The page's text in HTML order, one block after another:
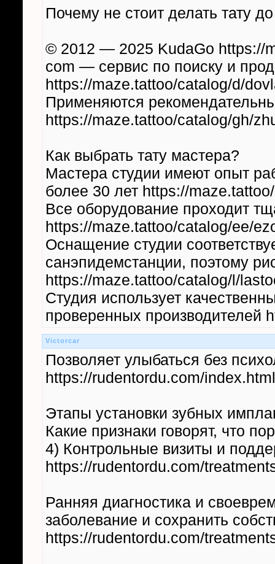
Почему не стоит делать тату
© 2012 — 2025 KudaGo https://
com — сервис по поиску и
https://maze.tattoo/catalog/d/
Применяются
https://maze.tattoo/catalog/gh/
Как выбрать тату мастера?
Мастера студии имеют опыт
более 30 лет https://
Все оборудование проходит
https://maze.tattoo/catalog/ee/
Оснащение студии
санэпидемстанции, поэтому
https://maze.tattoo/catalog/l/
Студия использует
проверенных производителей
Victorcar
Позволяет улыбаться без
https://rudentordu.com/index.html
Этапы установки зубных
Какие признаки говорят, что
4) Контрольные визиты и
https://rudentordu.com/
Ранняя диагностика и
заболевание и сохранить
https://rudentordu.com/